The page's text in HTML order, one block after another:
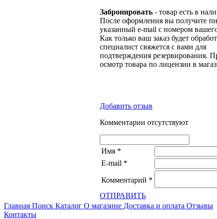
Забронировать - товар есть в
После оформления вы получите
указанный e-mail с номером
Как только ваш заказ будет
специалист свяжется с вами для
подтверждения резервирования.
осмотр товара по лицензии в
Добавить отзыв
Комментарии отсутствуют
Имя *
E-mail *
Комментарий *
ОТПРАВИТЬ
Главная Поиск Каталог О магазине Доставка и оплата Отзывы
Контакты